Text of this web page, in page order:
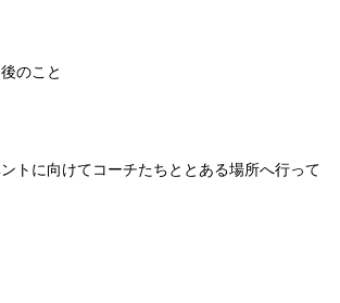
のこと
トに向けてコーチたちととある場所へ行って